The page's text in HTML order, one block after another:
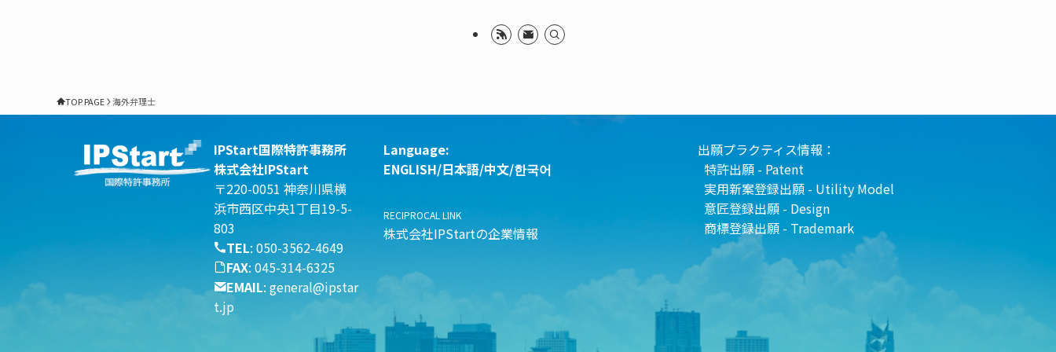
TOP PAGE 海外弁理士
IPStart国際特許事務所
株式会社IPStart
〒220-0051 神奈川県横
浜市西区中央1丁目19-5-
803
TEL: 050-3562-4649
FAX: 045-314-6325
EMAIL: general@ipstar
t.jp
Language:
ENGLISH/日本語/中文/한국어
RECIPROCAL LINK
株式会社IPStartの企業情報
出願プラクティス情報：
特許出願 - Patent
実用新案登録出願 - Utility Model
意匠登録出願 - Design
商標登録出願 - Trademark